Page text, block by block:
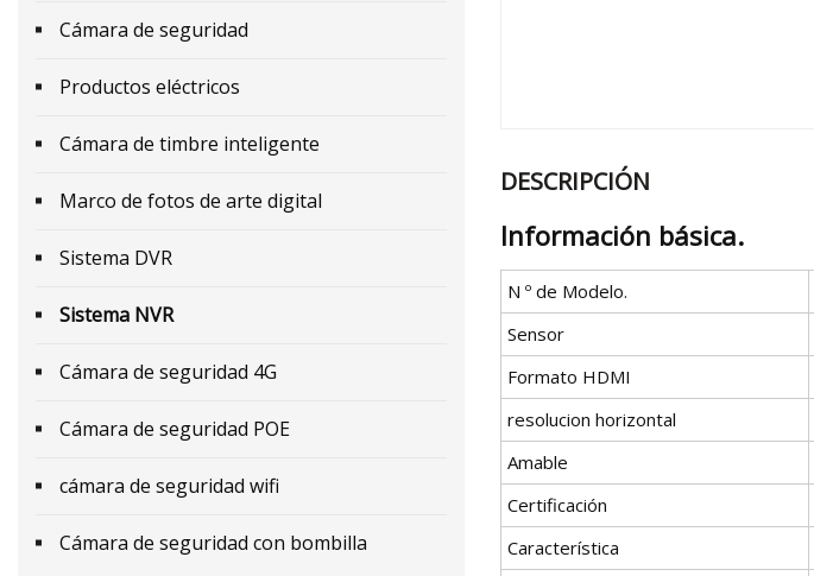
Cámara de seguridad
Productos eléctricos
Cámara de timbre inteligente
Marco de fotos de arte digital
Sistema DVR
Sistema NVR
Cámara de seguridad 4G
Cámara de seguridad POE
cámara de seguridad wifi
Cámara de seguridad con bombilla
DESCRIPCIÓN
Información básica.
N º de Modelo.
Sensor
Formato HDMI
resolucion horizontal
Amable
Certificación
Característica